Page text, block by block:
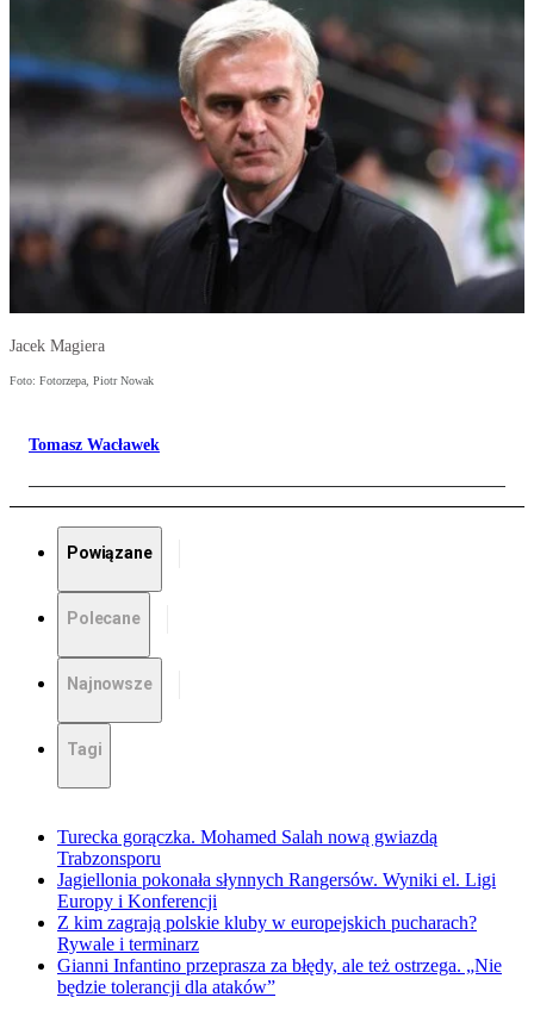
Jacek Magiera
Foto: Fotorzepa, Piotr Nowak
Tomasz Wacławek
Powiązane
Polecane
Najnowsze
Tagi
Turecka gorączka. Mohamed Salah nową gwiazdą
Trabzonsporu
Jagiellonia pokonała słynnych Rangersów. Wyniki el. Ligi
Europy i Konferencji
Z kim zagrają polskie kluby w europejskich pucharach?
Rywale i terminarz
Gianni Infantino przeprasza za błędy, ale też ostrzega. „Nie
będzie tolerancji dla ataków”